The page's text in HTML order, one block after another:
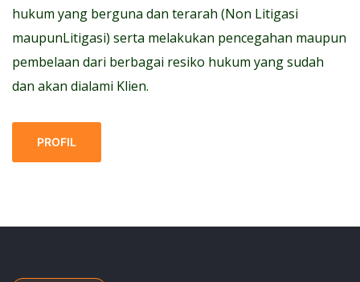
hukum yang berguna dan terarah (Non Litigasi
maupunLitigasi) serta melakukan pencegahan maupun
pembelaan dari berbagai resiko hukum yang sudah
dan akan dialami Klien.
PROFIL